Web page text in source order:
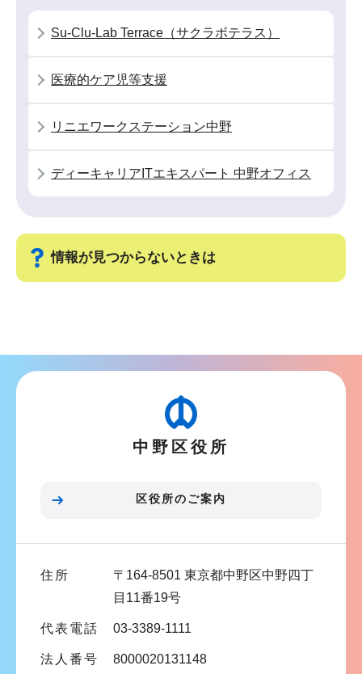
Su-Clu-Lab Terrace（サクラボテラス）
医療的ケア児等支援
リニエワークステーション中野
ディーキャリアITエキスパート 中野オフィス
情報が見つからないときは
ナ
ビ
中野区役所
区役所のご案内
住所
〒164-8501 東京都中野区中野四丁
目11番19号
代表電話 03-3389-1111
法人番号 8000020131148